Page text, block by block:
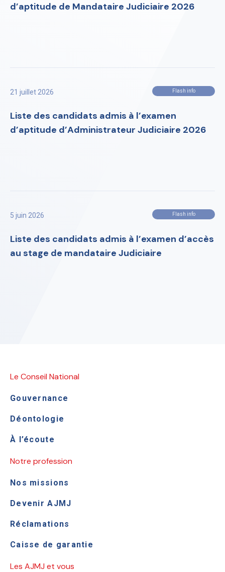
d’aptitude de Mandataire Judiciaire 2026
21 juillet 2026 Flash info
Liste des candidats admis à l’examen
d’aptitude d’Administrateur Judiciaire 2026
5 juin 2026 Flash info
Liste des candidats admis à l’examen d’accès
au stage de mandataire Judiciaire
Le Conseil National
Gouvernance
Déontologie
À l’écoute
Notre profession
Nos missions
Devenir AJMJ
Réclamations
Caisse de garantie
Les AJMJ et vous